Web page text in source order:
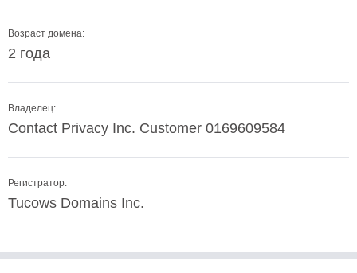
Возраст домена:
2 года
Владелец:
Contact Privacy Inc. Customer 0169609584
Регистратор:
Tucows Domains Inc.